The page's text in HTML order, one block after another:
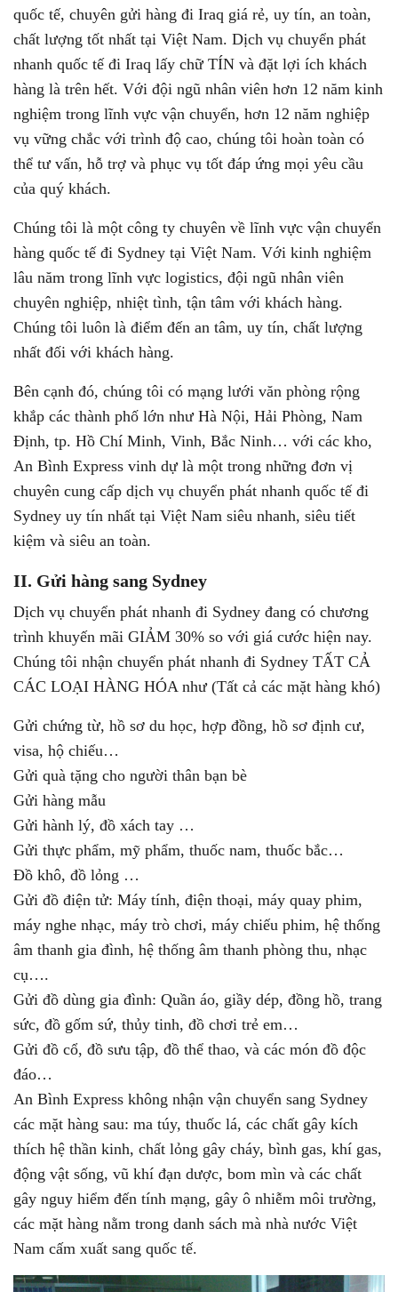
quốc tế, chuyên gửi hàng đi Iraq giá rẻ, uy tín, an toàn,
chất lượng tốt nhất tại Việt Nam. Dịch vụ chuyển phát
nhanh quốc tế đi Iraq lấy chữ TÍN và đặt lợi ích khách
hàng là trên hết. Với đội ngũ nhân viên hơn 12 năm kinh
nghiệm trong lĩnh vực vận chuyển, hơn 12 năm nghiệp
vụ vững chắc với trình độ cao, chúng tôi hoàn toàn có
thể tư vấn, hỗ trợ và phục vụ tốt đáp ứng mọi yêu cầu
của quý khách.
Chúng tôi là một công ty chuyên về lĩnh vực vận chuyển
hàng quốc tế đi Sydney tại Việt Nam. Với kinh nghiệm
lâu năm trong lĩnh vực logistics, đội ngũ nhân viên
chuyên nghiệp, nhiệt tình, tận tâm với khách hàng.
Chúng tôi luôn là điểm đến an tâm, uy tín, chất lượng
nhất đối với khách hàng.
Bên cạnh đó, chúng tôi có mạng lưới văn phòng rộng
khắp các thành phố lớn như Hà Nội, Hải Phòng, Nam
Định, tp. Hồ Chí Minh, Vinh, Bắc Ninh… với các kho,
An Bình Express vinh dự là một trong những đơn vị
chuyên cung cấp dịch vụ chuyển phát nhanh quốc tế đi
Sydney uy tín nhất tại Việt Nam siêu nhanh, siêu tiết
kiệm và siêu an toàn.
II. Gửi hàng sang Sydney
Dịch vụ chuyển phát nhanh đi Sydney đang có chương
trình khuyến mãi GIẢM 30% so với giá cước hiện nay.
Chúng tôi nhận chuyển phát nhanh đi Sydney TẤT CẢ
CÁC LOẠI HÀNG HÓA như (Tất cả các mặt hàng khó)
Gửi chứng từ, hồ sơ du học, hợp đồng, hồ sơ định cư,
visa, hộ chiếu…
Gửi quà tặng cho người thân bạn bè
Gửi hàng mẫu
Gửi hành lý, đồ xách tay …
Gửi thực phẩm, mỹ phẩm, thuốc nam, thuốc bắc…
Đồ khô, đồ lỏng …
Gửi đồ điện tử: Máy tính, điện thoại, máy quay phim,
máy nghe nhạc, máy trò chơi, máy chiếu phim, hệ thống
âm thanh gia đình, hệ thống âm thanh phòng thu, nhạc
cụ….
Gửi đồ dùng gia đình: Quần áo, giầy dép, đồng hồ, trang
sức, đồ gốm sứ, thủy tinh, đồ chơi trẻ em…
Gửi đồ cổ, đồ sưu tập, đồ thể thao, và các món đồ độc
đáo…
An Bình Express không nhận vận chuyển sang Sydney
các mặt hàng sau: ma túy, thuốc lá, các chất gây kích
thích hệ thần kinh, chất lỏng gây cháy, bình gas, khí gas,
động vật sống, vũ khí đạn dược, bom mìn và các chất
gây nguy hiểm đến tính mạng, gây ô nhiễm môi trường,
các mặt hàng nằm trong danh sách mà nhà nước Việt
Nam cấm xuất sang quốc tế.